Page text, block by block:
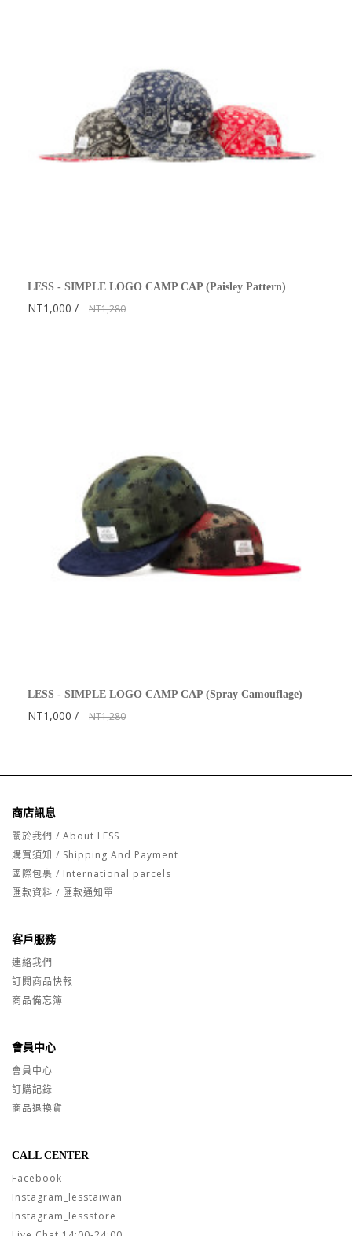
LESS - SIMPLE LOGO CAMP CAP (Paisley Pattern)
NT1,000 NT1,280
LESS - SIMPLE LOGO CAMP CAP (Spray Camouflage)
NT1,000 NT1,280
商店訊息
關於我們 / About LESS
購買須知 / Shipping And Payment
國際包裹 / International parcels
匯款資料 / 匯款通知單
客戶服務
連絡我們
訂閱商品快報
商品備忘簿
會員中心
會員中心
訂購記錄
商品退換貨
CALL CENTER
Facebook
Instagram_lesstaiwan
Instagram_lessstore